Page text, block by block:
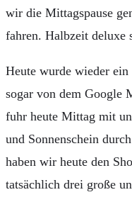
wir die Mittagspause
fahren. Halbzeit deluxe
Heute wurde wieder
sogar von dem Google
fuhr heute Mittag mit
und Sonnenschein
haben wir heute den
tatsächlich drei große